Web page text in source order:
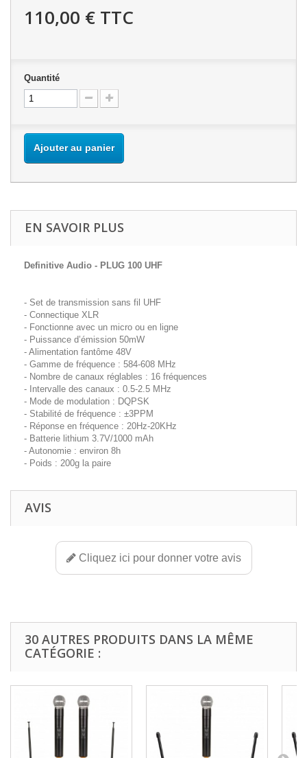
110,00 € TTC
Quantité
Ajouter au panier
EN SAVOIR PLUS
Definitive Audio - PLUG 100 UHF
- Set de transmission sans fil UHF
- Connectique XLR
- Fonctionne avec un micro ou en ligne
- Puissance d’émission 50mW
- Alimentation fantôme 48V
- Gamme de fréquence : 584-608 MHz
- Nombre de canaux réglables : 16 fréquences
- Intervalle des canaux : 0.5-2.5 MHz
- Mode de modulation : DQPSK
- Stabilité de fréquence : ±3PPM
- Réponse en fréquence : 20Hz-20KHz
- Batterie lithium 3.7V/1000 mAh
- Autonomie : environ 8h
- Poids : 200g la paire
AVIS
Cliquez ici pour donner votre avis
30 AUTRES PRODUITS DANS LA MÊME
CATÉGORIE :